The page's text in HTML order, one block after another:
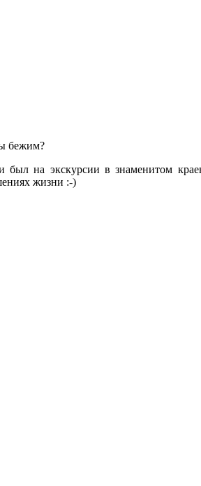
бежим?
на экскурсии в знаменитом
жизни :-)